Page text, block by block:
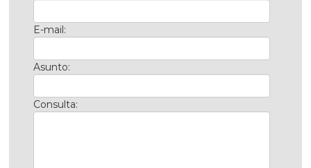
E-mail:
Asunto:
Consulta: